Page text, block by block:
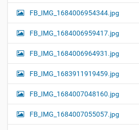
FB_IMG_1684006954344.jpg
FB_IMG_1684006959417.jpg
FB_IMG_1684006964931.jpg
FB_IMG_1683911919459.jpg
FB_IMG_1684007048160.jpg
FB_IMG_1684007055057.jpg